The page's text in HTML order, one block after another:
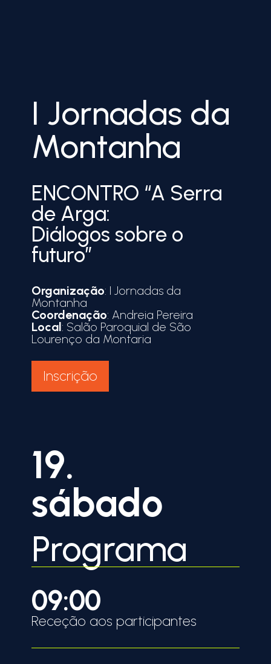
I Jornadas da
Montanha
ENCONTRO “A Serra
de Arga:
Diálogos sobre o
futuro”
Organização: I Jornadas da
Montanha
Coordenação: Andreia Pereira
Local: Salão Paroquial de São
Lourenço da Montaria
Inscrição
19.
sábado
Programa
09:00
Receção aos participantes